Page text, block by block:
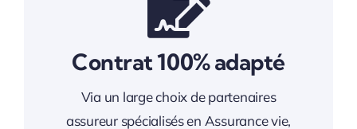
Contrat 100% adapté
Via un large choix de partenaires
assureur spécialisés en Assurance vie,